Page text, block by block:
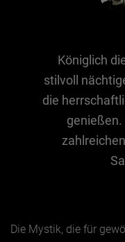
Nachhaltigkeit
Kunst & Kultur
Archiv
Königlich
stilvoll
die
Die Mystik, die für